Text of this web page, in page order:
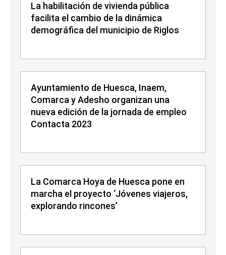
La habilitación de vivienda pública
facilita el cambio de la dinámica
demográfica del municipio de Riglos
Ayuntamiento de Huesca, Inaem,
Comarca y Adesho organizan una
nueva edición de la jornada de empleo
Contacta 2023
La Comarca Hoya de Huesca pone en
marcha el proyecto ‘Jóvenes viajeros,
explorando rincones’